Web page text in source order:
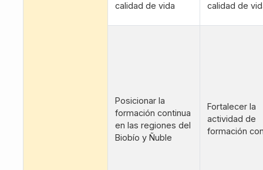
calidad de vida
calidad de
Posicionar la
formación continua
en las regiones del
Biobío y Ñuble
Fortalecer la
actividad de
formación